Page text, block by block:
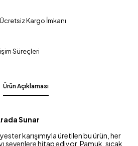
Kargo İmkanı
Süreçleri
Ürün Açıklaması
Sunar
karışımıyla üretilen bu ürün, her
sevenlere hitap ediyor. Pamuk, sıcak